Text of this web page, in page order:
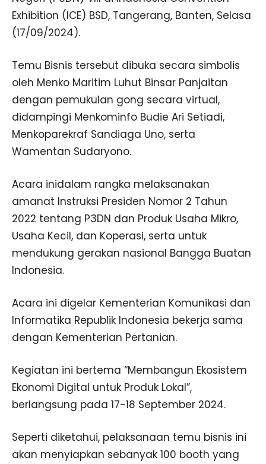
Exhibition (ICE) BSD, Tangerang, Banten, Selasa
(17/09/2024).
Temu Bisnis tersebut dibuka secara simbolis
oleh Menko Maritim Luhut Binsar Panjaitan
dengan pemukulan gong secara virtual,
didampingi Menkominfo Budie Ari Setiadi,
Menkoparekraf Sandiaga Uno, serta
Wamentan Sudaryono.
Acara inidalam rangka melaksanakan
amanat Instruksi Presiden Nomor 2 Tahun
2022 tentang P3DN dan Produk Usaha Mikro,
Usaha Kecil, dan Koperasi, serta untuk
mendukung gerakan nasional Bangga Buatan
Indonesia.
Acara ini digelar Kementerian Komunikasi dan
Informatika Republik Indonesia bekerja sama
dengan Kementerian Pertanian.
Kegiatan ini bertema “Membangun Ekosistem
Ekonomi Digital untuk Produk Lokal”,
berlangsung pada 17-18 September 2024.
Seperti diketahui, pelaksanaan temu bisnis ini
akan menyiapkan sebanyak 100 booth yang